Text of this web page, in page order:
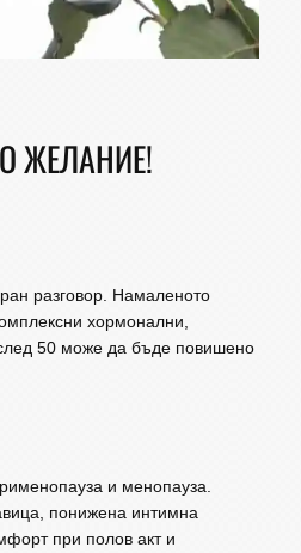
ЖЕЛАНИЕ!
разговор. Намаленото
хормонални,
50 може да бъде повишено
и менопауза.
понижена интимна
при полов акт и